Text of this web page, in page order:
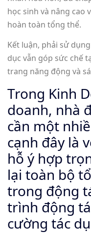
học sinh và nâng cao
hoàn toàn tổng thể.
Kết luận, phải sử
dục vẫn góp sức chế
trang năng động và
Trong Kinh
doanh, nhà
cần một
cạnh đây là
hỗ ý hợp
lại toàn bộ
trong động
trình động
cường tác